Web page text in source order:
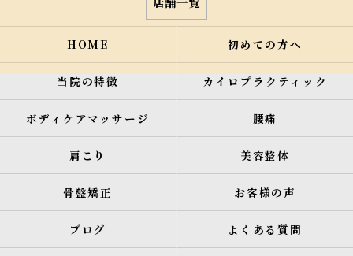
HOME 初めての方へ
当院の特徴 カイロプラクティック
ボディケアマッサージ 腰痛
肩こり 美容整体
骨盤矯正 お客様の声
ブログ よくある質問